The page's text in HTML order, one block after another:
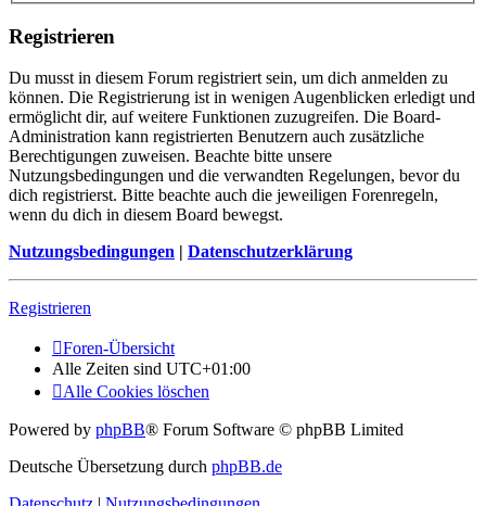
Registrieren
Du musst in diesem Forum registriert sein, um dich anmelden zu
können. Die Registrierung ist in wenigen Augenblicken erledigt und
ermöglicht dir, auf weitere Funktionen zuzugreifen. Die Board-
Administration kann registrierten Benutzern auch zusätzliche
Berechtigungen zuweisen. Beachte bitte unsere
Nutzungsbedingungen und die verwandten Regelungen, bevor du
dich registrierst. Bitte beachte auch die jeweiligen Forenregeln,
wenn du dich in diesem Board bewegst.
Nutzungsbedingungen | Datenschutzerklärung
Registrieren
Foren-Übersicht
Alle Zeiten sind UTC+01:00
Alle Cookies löschen
Powered by phpBB® Forum Software © phpBB Limited
Deutsche Übersetzung durch phpBB.de